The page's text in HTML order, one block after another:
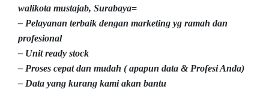
walikota mustajab, Surabaya=
– Pelayanan terbaik dengan marketing yg ramah dan
profesional
– Unit ready stock
– Proses cepat dan mudah ( apapun data & Profesi Anda)
– Data yang kurang kami akan bantu